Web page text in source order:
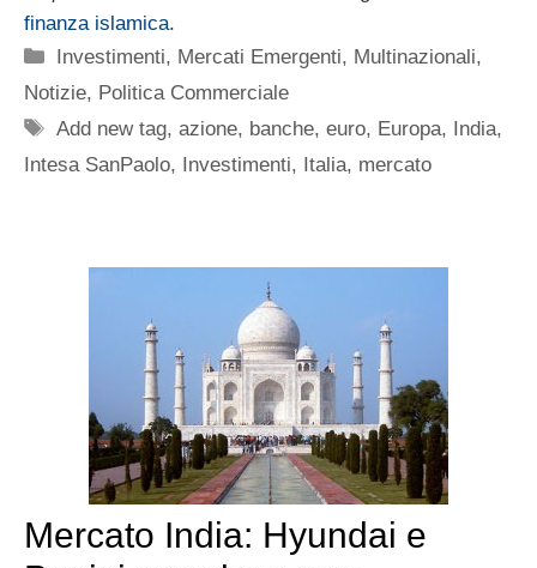
finanza islamica.
Categorie
Investimenti, Mercati Emergenti, Multinazionali,
Notizie, Politica Commerciale
Tag
Add new tag,azione, banche,euro, Europa, India,
Intesa SanPaolo, Investimenti, Italia, mercato
Mercato India: Hyundai e